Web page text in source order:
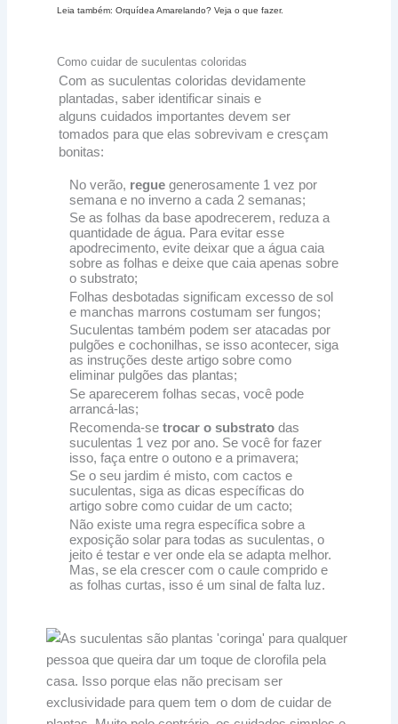
Leia também:Orquídea Amarelando? Veja o que fazer.
Como cuidar de suculentas coloridas
Com as suculentas coloridas devidamente
plantadas, saber identificar sinais e
alguns cuidados importantes devem ser
tomados para que elas sobrevivam e cresçam
bonitas:
No verão, reguegenerosamente 1 vez por
semana e no inverno a cada 2 semanas;
Se as folhas da base apodrecerem, reduza a
quantidade de água. Para evitar esse
apodrecimento, evite deixar que a água caia
sobre as folhas e deixe que caia apenas sobre
o substrato;
Folhas desbotadas significam excesso de sol
e manchas marrons costumam ser fungos;
Suculentas também podem ser atacadas por
pulgões e cochonilhas, se isso acontecer, siga
as instruções deste artigo sobre como
eliminar pulgões das plantas;
Se aparecerem folhas secas, você pode
arrancá-las;
Recomenda-se trocar o substratodas
suculentas 1 vez por ano. Se você for fazer
isso, faça entre o outono e a primavera;
Se o seu jardim é misto, com cactos e
suculentas, siga as dicas específicas do
artigo sobre como cuidar de um cacto;
Não existe uma regra específica sobre a
exposição solar para todas as suculentas, o
jeito é testar e ver onde ela se adapta melhor.
Mas, se ela crescer com o caule comprido e
as folhas curtas, isso é um sinal de falta luz.